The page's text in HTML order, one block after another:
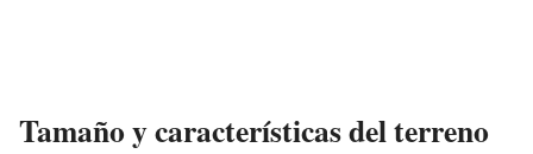
Tamaño y características del terreno